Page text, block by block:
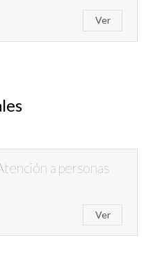
Ver
a personas
Ver